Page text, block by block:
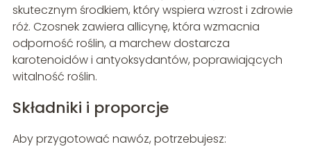
skutecznym środkiem, który wspiera wzrost i zdrowie
róż. Czosnek zawiera allicynę, która wzmacnia
odporność roślin, a marchew dostarcza
karotenoidów i antyoksydantów, poprawiających
witalność roślin.
Składniki i proporcje
Aby przygotować nawóz, potrzebujesz: